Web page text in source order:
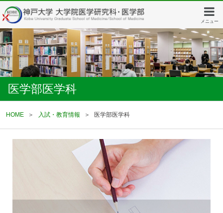
メニュー
医学部医学科
HOME 入試・教育情報 医学部医学科